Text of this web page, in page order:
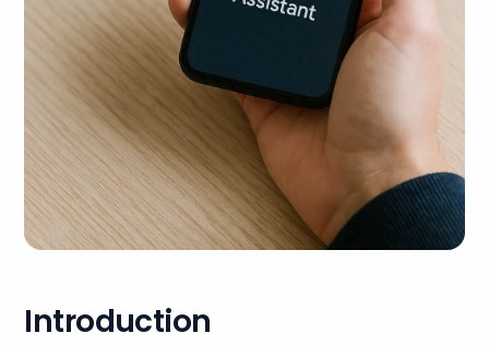
Introduction